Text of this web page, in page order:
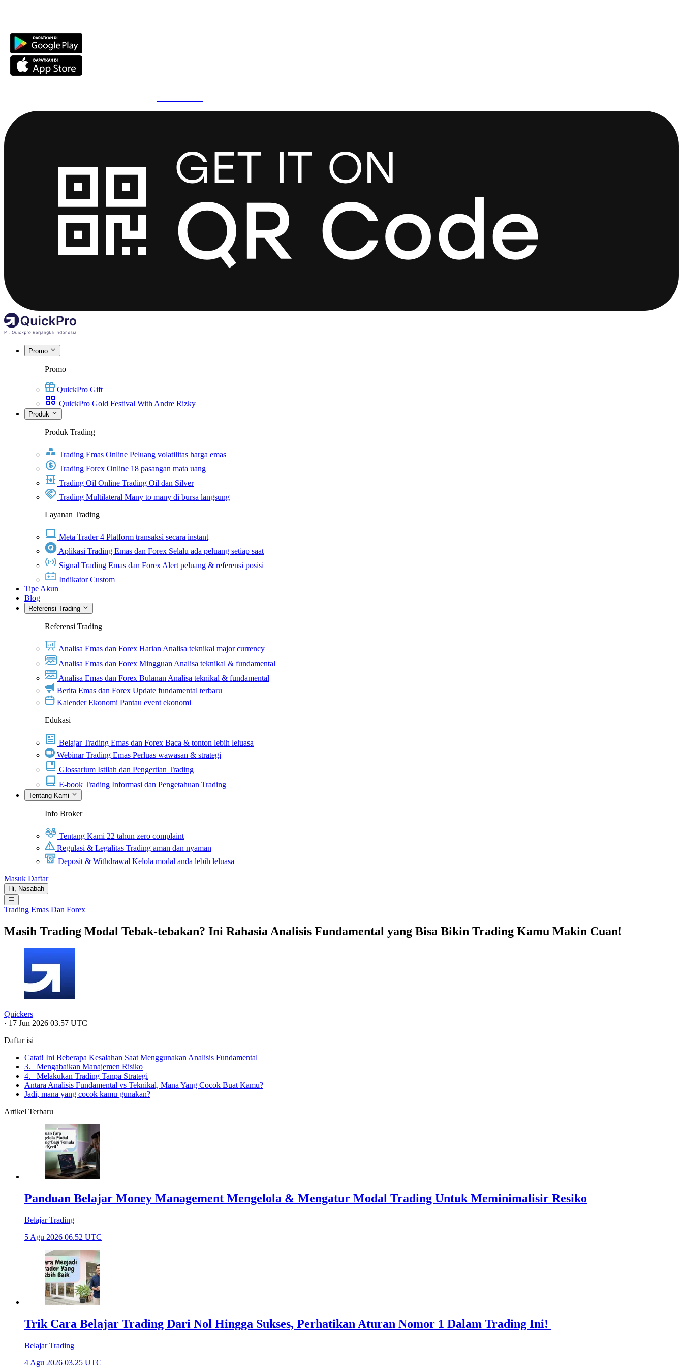
Promo
Promo
QuickPro Gift
QuickPro Gold Festival With Andre Rizky
Produk
Produk Trading
Trading Emas Online Peluang volatilitas harga emas
Trading Forex Online 18 pasangan mata uang
Trading Oil Online Trading Oil dan Silver
Trading Multilateral Many to many di bursa langsung
Layanan Trading
Meta Trader 4 Platform transaksi secara instant
Aplikasi Trading Emas dan Forex Selalu ada peluang setiap saat
Signal Trading Emas dan Forex Alert peluang & referensi posisi
Indikator Custom
Tipe Akun
Blog
Referensi Trading
Referensi Trading
Analisa Emas dan Forex HarianAnalisa teknikal major currency
Analisa Emas dan Forex MingguanAnalisa teknikal & fundamental
Analisa Emas dan Forex BulananAnalisa teknikal & fundamental
Berita Emas dan Forex Update fundamental terbaru
Kalender Ekonomi Pantau event ekonomi
Edukasi
Belajar Trading Emas dan Forex Baca & tonton lebih leluasa
Webinar Trading Emas Perluas wawasan & strategi
Glossarium Istilah dan Pengertian Trading
E-book Trading Informasi dan Pengetahuan Trading
Tentang Kami
Info Broker
Tentang Kami 22 tahun zero complaint
Regulasi & Legalitas Trading aman dan nyaman
Deposit & Withdrawal Kelola modal anda lebih leluasa
Masuk Daftar
Hi, Nasabah
Trading Emas Dan Forex
Masih Trading Modal Tebak-tebakan? Ini Rahasia Analisis Fundamental yang Bisa Bikin Trading Kamu Makin Cuan!
Quickers
· 17 Jun 2026 03.57 UTC
Daftar isi
Catat! Ini Beberapa Kesalahan Saat Menggunakan Analisis Fundamental
3. Mengabaikan Manajemen Risiko
4. Melakukan Trading Tanpa Strategi
Antara Analisis Fundamental vs Teknikal, Mana Yang Cocok Buat Kamu?
Jadi, mana yang cocok kamu gunakan?
Artikel Terbaru
Panduan Belajar Money Management Mengelola & Mengatur Modal Trading Untuk Meminimalisir Resiko
Belajar Trading
5 Agu 2026 06.52 UTC
Trik Cara Belajar Trading Dari Nol Hingga Sukses, Perhatikan Aturan Nomor 1 Dalam Trading Ini!
Belajar Trading
4 Agu 2026 03.25 UTC